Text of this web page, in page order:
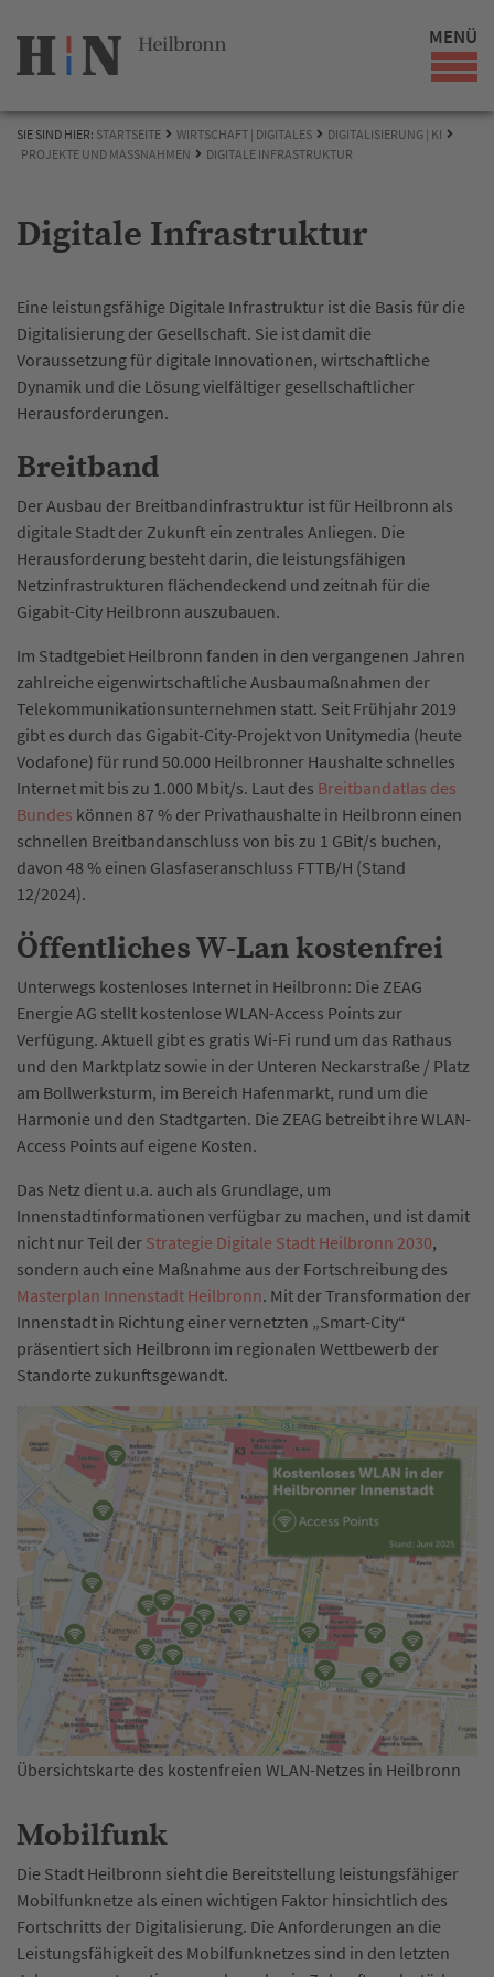
MENÜ
SIE SIND HIER: STARTSEITE WIRTSCHAFT | DIGITALES
DIGITALISIERUNG | KI
PROJEKTE UND MASSNAHMEN
DIGITALE INFRASTRUKTUR
Digitale Infrastruktur
Eine leistungsfähige Digitale Infrastruktur ist die Basis für die
Digitalisierung der Gesellschaft. Sie ist damit die
Voraussetzung für digitale Innovationen, wirtschaftliche
Dynamik und die Lösung vielfältiger gesellschaftlicher
Herausforderungen.
Breitband
Der Ausbau der Breitbandinfrastruktur ist für Heilbronn als
digitale Stadt der Zukunft ein zentrales Anliegen. Die
Herausforderung besteht darin, die leistungsfähigen
Netzinfrastrukturen flächendeckend und zeitnah für die
Gigabit-City Heilbronn auszubauen.
Im Stadtgebiet Heilbronn fanden in den vergangenen Jahren
zahlreiche eigenwirtschaftliche Ausbaumaßnahmen der
Telekommunikationsunternehmen statt. Seit Frühjahr 2019
gibt es durch das Gigabit-City-Projekt von Unitymedia (heute
Vodafone) für rund 50.000 Heilbronner Haushalte schnelles
Internet mit bis zu 1.000 Mbit/s. Laut des Breitbandatlas des
Bundes können 87 % der Privathaushalte in Heilbronn einen
schnellen Breitbandanschluss von bis zu 1 GBit/s buchen,
davon 48 % einen Glasfaseranschluss FTTB/H (Stand
12/2024).
Öffentliches W-Lan kostenfrei
Unterwegs kostenloses Internet in Heilbronn: Die ZEAG
Energie AG stellt kostenlose WLAN-Access Points zur
Verfügung. Aktuell gibt es gratis Wi-Fi rund um das Rathaus
und den Marktplatz sowie in der Unteren Neckarstraße / Platz
am Bollwerksturm, im Bereich Hafenmarkt, rund um die
Harmonie und den Stadtgarten. Die ZEAG betreibt ihre WLAN-
Access Points auf eigene Kosten.
Das Netz dient u.a. auch als Grundlage, um
Innenstadtinformationen verfügbar zu machen, und ist damit
nicht nur Teil der Strategie Digitale Stadt Heilbronn 2030,
sondern auch eine Maßnahme aus der Fortschreibung des
Masterplan Innenstadt Heilbronn. Mit der Transformation der
Innenstadt in Richtung einer vernetzten „Smart-City“
präsentiert sich Heilbronn im regionalen Wettbewerb der
Standorte zukunftsgewandt.
Übersichtskarte des kostenfreien WLAN-Netzes in Heilbronn
Mobilfunk
Die Stadt Heilbronn sieht die Bereitstellung leistungsfähiger
Mobilfunknetze als einen wichtigen Faktor hinsichtlich des
Fortschritts der Digitalisierung. Die Anforderungen an die
Leistungsfähigkeit des Mobilfunknetzes sind in den letzten